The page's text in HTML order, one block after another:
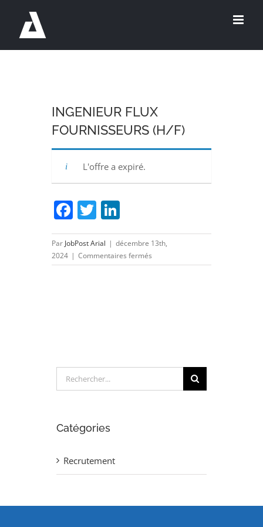
contenu
INGENIEUR FLUX
FOURNISSEURS (H/F)
L'offre a expiré.
Facebook
Twitter
Par JobPost Arial | décembre 13th,
2024 | Commentaires fermés
INGENIEUR
Rechercher:
Catégories
Recrutement